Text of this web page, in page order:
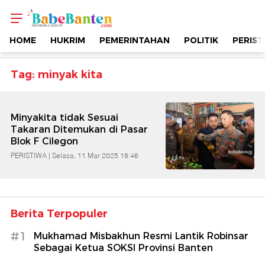
Topik
-
Minyak
Kita
Berimbang
&
Edukatif
HOME HUKRIM PEMERINTAHAN POLITIK
Tag: minyak kita
Minyakita tidak Sesuai
Takaran Ditemukan di Pasar
Blok F Cilegon
PERISTIWA | Selasa, 11 Mar 2025 18:46
Berita Terpopuler
#1
Mukhamad Misbakhun Resmi Lantik Robinsar
Sebagai Ketua SOKSI Provinsi Banten